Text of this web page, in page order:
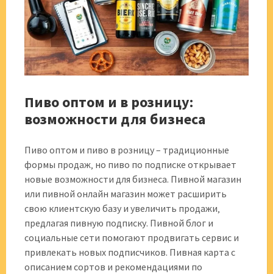
Пиво оптом и в розницу:
возможности для бизнеса
Пиво оптом и пиво в розницу – традиционные
формы продаж‚ но пиво по подписке открывает
новые возможности для бизнеса. Пивной магазин
или пивной онлайн магазин может расширить
свою клиентскую базу и увеличить продажи‚
предлагая пивную подписку. Пивной блог и
социальные сети помогают продвигать сервис и
привлекать новых подписчиков. Пивная карта с
описанием сортов и рекомендациями по